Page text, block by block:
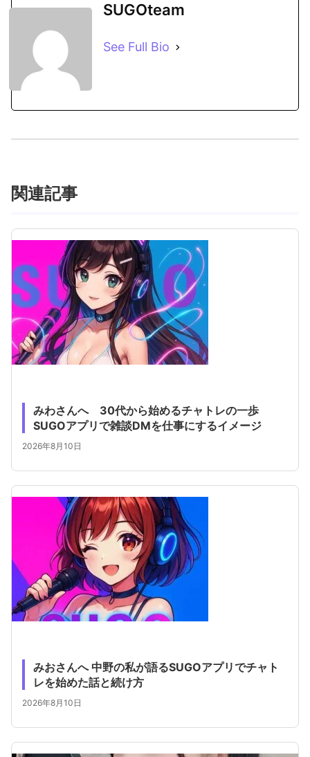
SUGOteam
See Full Bio
関連記事
みわさんへ 30代から始めるチャトレの一歩
SUGOアプリで雑談DMを仕事にするイメージ
2026年8月10日
みおさんへ 中野の私が語るSUGOアプリでチャト
レを始めた話と続け方
2026年8月10日